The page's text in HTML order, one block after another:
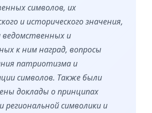
символов, их
и исторического значения,
ведомственных и
к ним наград, вопросы
патриотизма и
символов. Также были
доклады о принципах
региональной символики и